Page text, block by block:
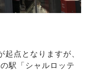
点となりますが、
駅「シャルロッテ